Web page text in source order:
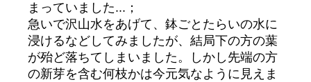
まっていました...；
急いで沢山水をあげて、鉢ごとたらいの水に
浸けるなどしてみましたが、結局下の方の葉
が殆ど落ちてしまいました。しかし先端の方
の新芽を含む何枝かは今元気なように見えま